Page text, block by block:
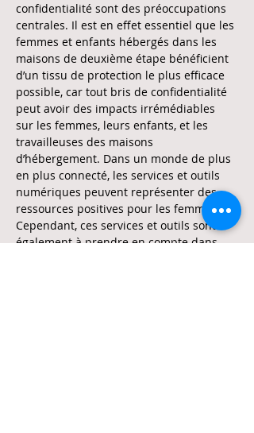
confidentialité sont des préoccupations
centrales. Il est en effet essentiel que les
femmes et enfants hébergés dans les
maisons de deuxième étape bénéficient
d’un tissu de protection le plus efficace
possible, car tout bris de confidentialité
peut avoir des impacts irrémédiables
sur les femmes, leurs enfants, et les
travailleuses des maisons
d’hébergement. Dans un monde de plus
en plus connecté, les services et outils
numériques peuvent représenter des
ressources positives pour les femmes.
Cependant, ces services et outils sont
également à prendre en compte dans